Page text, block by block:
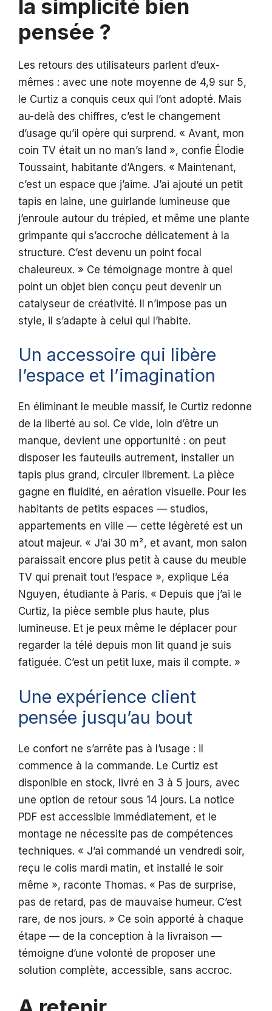
la simplicité bien
pensée ?
Les retours des utilisateurs parlent d’eux-
mêmes : avec une note moyenne de 4,9 sur 5,
le Curtiz a conquis ceux qui l’ont adopté. Mais
au-delà des chiffres, c’est le changement
d’usage qu’il opère qui surprend. « Avant, mon
coin TV était un no man’s land », confie Élodie
Toussaint, habitante d’Angers. « Maintenant,
c’est un espace que j’aime. J’ai ajouté un petit
tapis en laine, une guirlande lumineuse que
j’enroule autour du trépied, et même une plante
grimpante qui s’accroche délicatement à la
structure. C’est devenu un point focal
chaleureux. » Ce témoignage montre à quel
point un objet bien conçu peut devenir un
catalyseur de créativité. Il n’impose pas un
style, il s’adapte à celui qui l’habite.
Un accessoire qui libère
l’espace et l’imagination
En éliminant le meuble massif, le Curtiz redonne
de la liberté au sol. Ce vide, loin d’être un
manque, devient une opportunité : on peut
disposer les fauteuils autrement, installer un
tapis plus grand, circuler librement. La pièce
gagne en fluidité, en aération visuelle. Pour les
habitants de petits espaces — studios,
appartements en ville — cette légèreté est un
atout majeur. « J’ai 30 m², et avant, mon salon
paraissait encore plus petit à cause du meuble
TV qui prenait tout l’espace », explique Léa
Nguyen, étudiante à Paris. « Depuis que j’ai le
Curtiz, la pièce semble plus haute, plus
lumineuse. Et je peux même le déplacer pour
regarder la télé depuis mon lit quand je suis
fatiguée. C’est un petit luxe, mais il compte. »
Une expérience client
pensée jusqu’au bout
Le confort ne s’arrête pas à l’usage : il
commence à la commande. Le Curtiz est
disponible en stock, livré en 3 à 5 jours, avec
une option de retour sous 14 jours. La notice
PDF est accessible immédiatement, et le
montage ne nécessite pas de compétences
techniques. « J’ai commandé un vendredi soir,
reçu le colis mardi matin, et installé le soir
même », raconte Thomas. « Pas de surprise,
pas de retard, pas de mauvaise humeur. C’est
rare, de nos jours. » Ce soin apporté à chaque
étape — de la conception à la livraison —
témoigne d’une volonté de proposer une
solution complète, accessible, sans accroc.